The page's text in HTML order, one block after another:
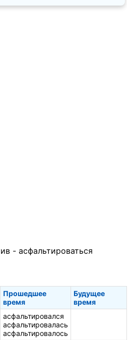
- асфальтироваться
Прошедшее
время
Будущее
время
асфальтировался
асфальтировалась
асфальтировалось